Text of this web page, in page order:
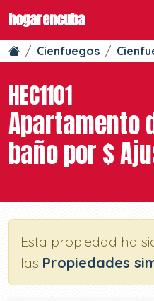
hogarencuba
Cienfuegos
HEC1101
Apartamento
baño por $
Esta propiedad ha
las Propiedades